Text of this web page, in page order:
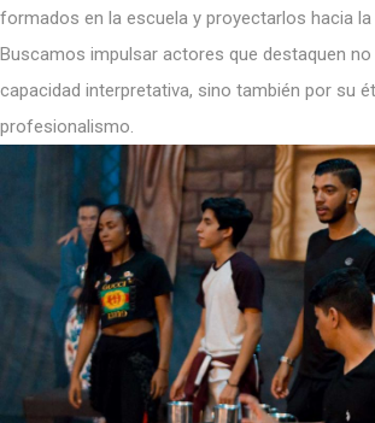
formados en la escuela y proyectarlos hacia la
Buscamos impulsar actores que destaquen
capacidad interpretativa, sino también por su
profesionalismo.